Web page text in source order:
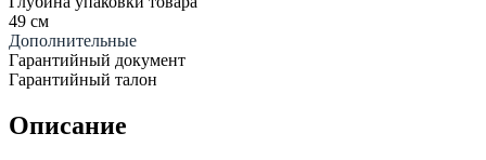
49 см
Дополнительные
Гарантийный документ
Гарантийный талон
Описание